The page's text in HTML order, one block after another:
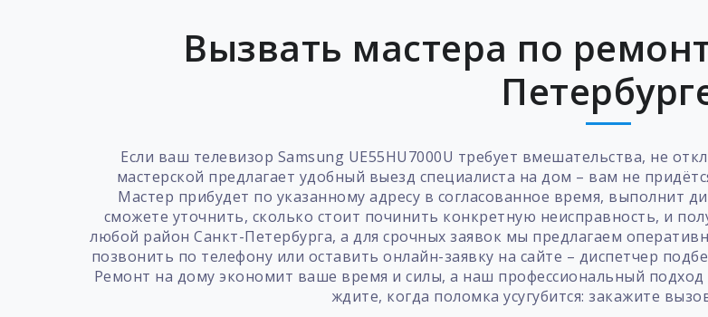
Вызвать мастера по
Если ваш телевизор Samsung UE55HU7000U требует вмешательства, не
мастерской предлагает удобный выезд специалиста на дом – вам не
Мастер прибудет по указанному адресу в согласованное время, выполнит
сможете уточнить, сколько стоит починить конкретную неисправность, и
любой район Санкт-Петербурга, а для срочных заявок мы предлагаем
позвонить по телефону или оставить онлайн-заявку на сайте – диспетчер
Ремонт на дому экономит ваше время и силы, а наш профессиональный
ждите, когда поломка усугубится: закажите